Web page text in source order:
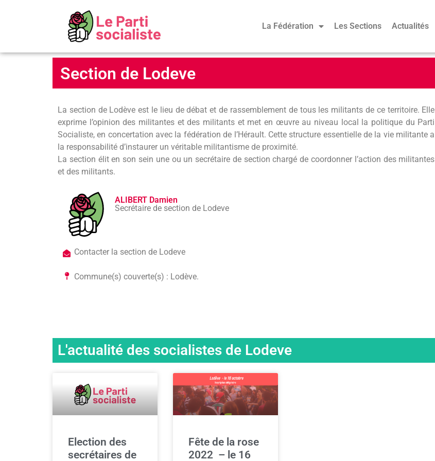
La Fédération Les Sections Actualités
Section de Lodeve
La section de Lodève est le lieu de débat et de rassemblement de tous les militants de ce territoire. Elle
exprime l’opinion des militantes et des militants et met en œuvre au niveau local la politique du Parti
Socialiste, en concertation avec la fédération de l’Hérault. Cette structure essentielle de la vie militante a
la responsabilité d’instaurer un véritable militantisme de proximité.
La section élit en son sein une ou un secrétaire de section chargé de coordonner l’action des militantes
et des militants.
ALIBERT Damien
Secrétaire de section de Lodeve
Contacter la section de Lodeve
Commune(s) couverte(s) : Lodève.
L'actualité des socialistes de Lodeve
Election des
secrétaires de
Fête de la rose
2022 – le 16